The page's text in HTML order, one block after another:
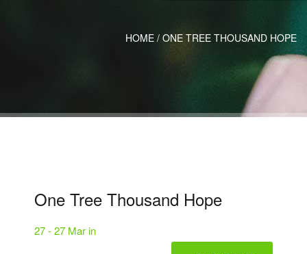
HOME / ONE TREE THOUSAND HOPE
One Tree Thousand Hope
27 - 27 Mar in